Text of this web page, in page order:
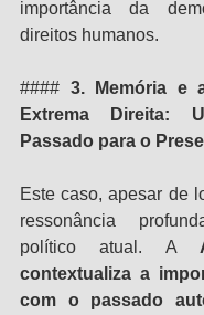
importância da
direitos humanos.
#### 3. Memória e
Extrema Direita:
Passado para o
Este caso, apesar de
ressonância
político atual. A
contextualiza a
com o passado